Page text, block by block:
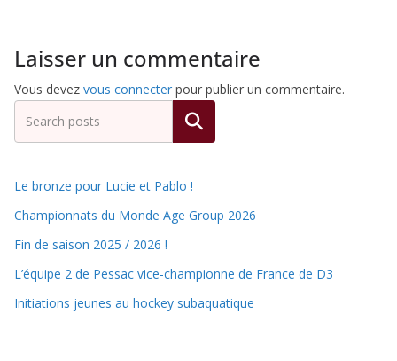
Laisser un commentaire
Vous devez vous connecter pour publier un commentaire.
Rechercher
Le bronze pour Lucie et Pablo !
Championnats du Monde Age Group 2026
Fin de saison 2025 / 2026 !
L’équipe 2 de Pessac vice-championne de France de D3
Initiations jeunes au hockey subaquatique